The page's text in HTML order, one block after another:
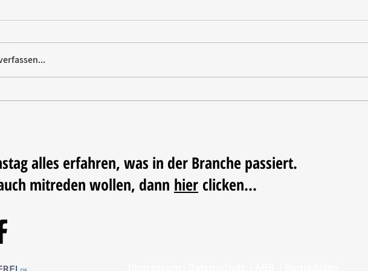
die
Tischdekoration mit Mehrwert:
alles erfahren, was in der Branche passiert.
mitreden wollen, dann hier clicken...